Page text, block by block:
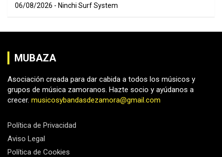
06/08/2026 Ninchi Surf System
MUBAZA
Asociación creada para dar cabida a todos los músicos y
grupos de música zamoranos. Hazte socio y ayúdanos a
crecer. musicosybandasdezamora@gmail.com
Política de Privacidad
Aviso Legal
Política de Cookies